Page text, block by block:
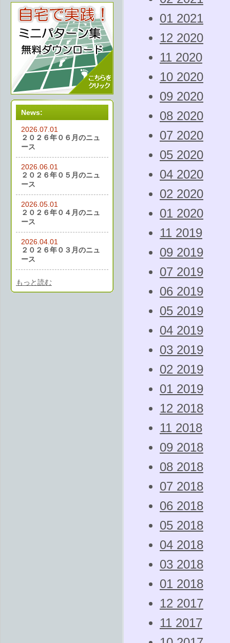
News:
2026.07.01
２０２６年０６月のニュ
ース
2026.06.01
２０２６年０５月のニュ
ース
2026.05.01
２０２６年０４月のニュ
ース
2026.04.01
２０２６年０３月のニュ
ース
もっと読む
01 2021
12 2020
11 2020
10 2020
09 2020
08 2020
07 2020
05 2020
04 2020
02 2020
01 2020
11 2019
09 2019
07 2019
06 2019
05 2019
04 2019
03 2019
02 2019
01 2019
12 2018
11 2018
09 2018
08 2018
07 2018
06 2018
05 2018
04 2018
03 2018
01 2018
12 2017
11 2017